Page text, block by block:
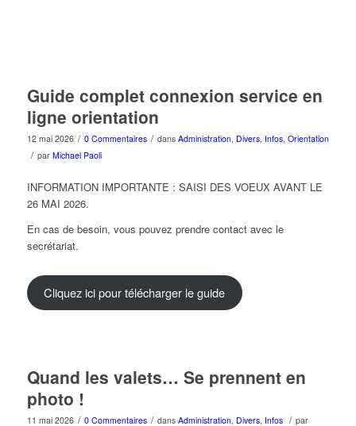
Guide complet connexion service en
ligne orientation
12 mai 2026 / 0 Commentaires / dans Administration, Divers, Infos, Orientation
/ par Michael Paoli
INFORMATION IMPORTANTE : SAISI DES VOEUX AVANT LE
26 MAI 2026.
En cas de besoin, vous pouvez prendre contact avec le
secrétariat.
Cliquez ici pour télécharger le guide
Quand les valets… Se prennent en
photo !
11 mai 2026 / 0 Commentaires / dans Administration, Divers, Infos / par